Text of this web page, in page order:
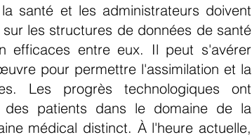
santé et les administrateurs doivent
les structures de données de santé
efficaces entre eux. Il peut s'avérer
pour permettre l'assimilation et la
Les progrès technologiques ont
des patients dans le domaine de la
médical distinct. À l'heure actuelle,